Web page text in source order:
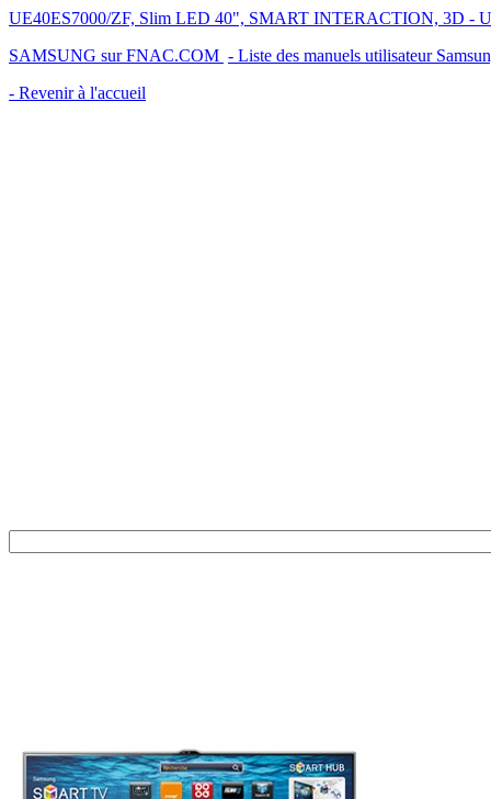
UE40ES7000/ZF, Slim LED 40", SMART INTERACTION, 3D -
SAMSUNG sur FNAC.COM - Liste des manuels utilisateur
- Revenir à l'accueil